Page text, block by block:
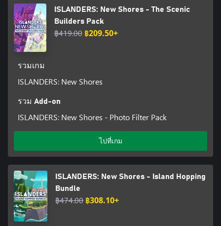
ISLANDERS: New Shores - The Scenic
Builders Pack
฿419.00 ฿209.50+
รวมเกม
ISLANDERS: New Shores
รวม Add-on
ISLANDERS: New Shores - Photo Filter Pack
ไปที่เกม
ISLANDERS: New Shores - Island Hopping
Bundle
฿474.00 ฿308.10+